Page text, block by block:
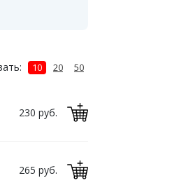
10 20 50
230 руб.
265 руб.